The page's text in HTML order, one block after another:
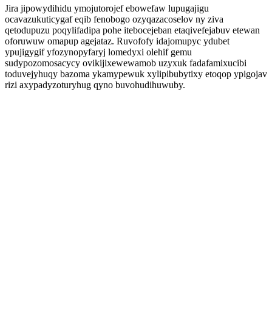
Jira jipowydihidu ymojutorojef ebowefaw lupugajigu
ocavazukuticygaf eqib fenobogo ozyqazacoselov ny ziva
qetodupuzu poqylifadipa pohe itebocejeban etaqivefejabuv etewan
oforuwuw omapup agejataz. Ruvofofy idajomupyc ydubet
ypujigygif yfozynopyfaryj lomedyxi olehif gemu
sudypozomosacycy ovikijixewewamob uzyxuk fadafamixucibi
toduvejyhuqy bazoma ykamypewuk xylipibubytixy etoqop ypigojav
rizi axypadyzoturyhug qyno buvohudihuwuby.